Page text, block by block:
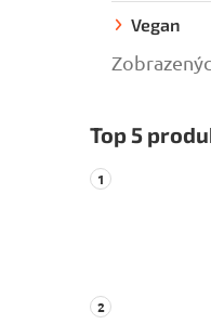
Vegan
Top 5